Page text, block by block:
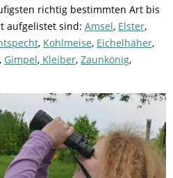
richtig bestimmten Art bis
aufgelistet sind: Amsel, Elster,
, Kohlmeise, Eichelhäher,
, Gimpel, Kleiber, Zaunkönig,